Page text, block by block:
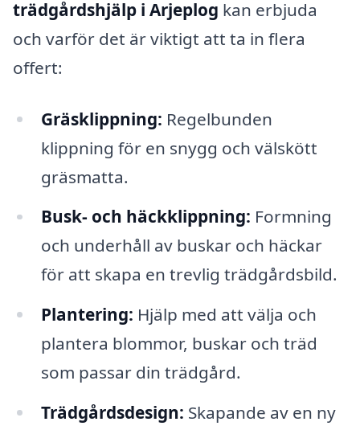
trädgårdshjälp i Arjeplog kan erbjuda
och varför det är viktigt att ta in flera
offert:
Gräsklippning: Regelbunden
klippning för en snygg och välskött
gräsmatta.
Busk- och häckklippning: Formning
och underhåll av buskar och häckar
för att skapa en trevlig trädgårdsbild.
Plantering: Hjälp med att välja och
plantera blommor, buskar och träd
som passar din trädgård.
Trädgårdsdesign: Skapande av en ny